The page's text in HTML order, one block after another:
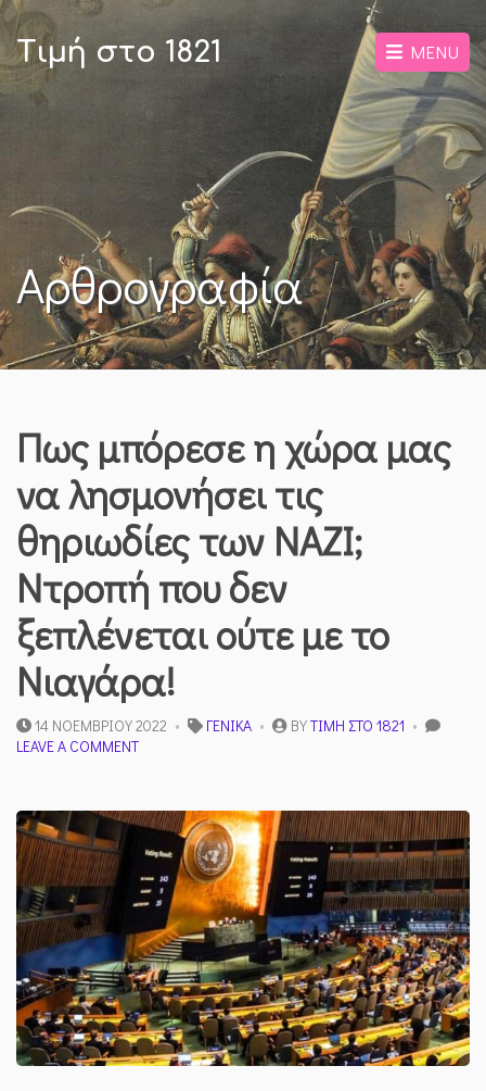
Τιμή στο 1821 MENU
Αρθρογραφία
Πως μπόρεσε η χώρα μας
να λησμονήσει τις
θηριωδίες των ΝΑΖΙ;
Ντροπή που δεν
ξεπλένεται ούτε με το
Νιαγάρα!
14 ΝΟΕΜΒΡΊΟΥ 2022 ΓΕΝΙΚΆ BYΤΙΜΉ ΣΤΟ 1821
LEAVE A COMMENTON
Η
ΧΏΡΑ
ΜΑΣ
ΛΗΣΜΟΝΉΣΕΙ
ΤΙΣ
ΘΗΡΙΩΔΊΕΣ
ΤΩΝ
ΝΑΖΙ;
ΝΤΡΟΠΉ
ΠΟΥ
ΔΕΝ
ΞΕΠΛΈΝΕΤΑΙ